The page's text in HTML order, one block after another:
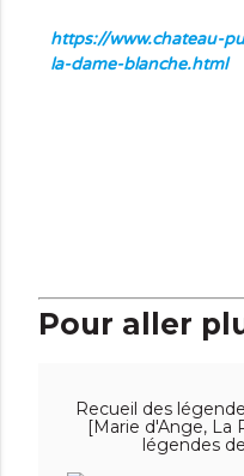
https://www.chateau-
la-dame-blanche.html
Pour aller
Recueil des
[Marie d'Ange, La
légendes